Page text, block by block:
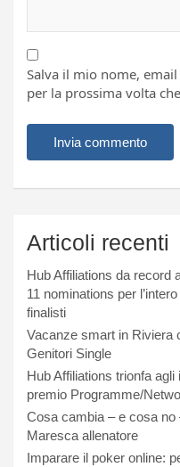
Salva il mio nome,
per la prossima volta
Articoli recenti
Hub Affiliations da record
11 nominations per
finalisti
Vacanze smart in Riviera
Genitori Single
Hub Affiliations trionfa
premio Programme/
Cosa cambia – e cosa
Maresca allenatore
Imparare il poker online: